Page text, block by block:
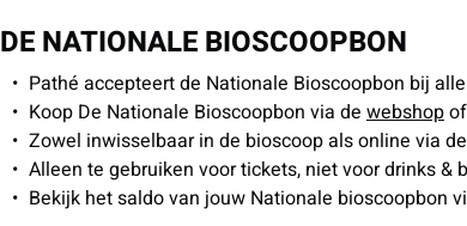
DE NATIONALE BIOSCOOPBON
Pathé accepteert de Nationale Bioscoopbon bij
Koop De Nationale Bioscoopbon via de webshop
Zowel inwisselbaar in de bioscoop als online via
Alleen te gebruiken voor tickets, niet voor drinks &
Bekijk het saldo van jouw Nationale bioscoopbon